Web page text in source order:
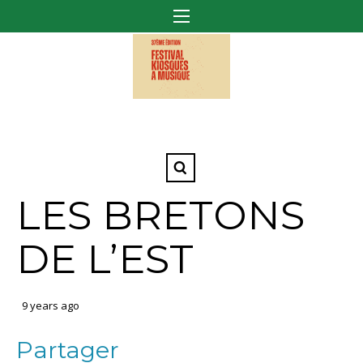
LES BRETONS
DE L’EST
9 years ago
Partager